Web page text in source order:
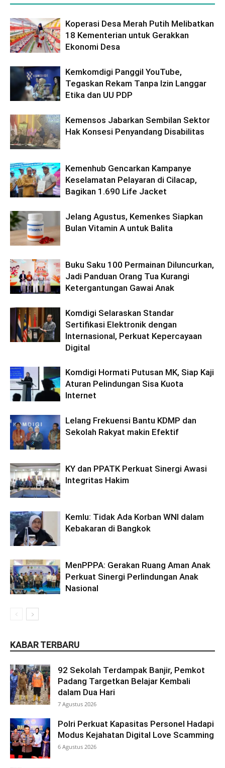
Koperasi Desa Merah Putih Melibatkan
18 Kementerian untuk Gerakkan
Ekonomi Desa
Kemkomdigi Panggil YouTube,
Tegaskan Rekam Tanpa Izin Langgar
Etika dan UU PDP
Kemensos Jabarkan Sembilan Sektor
Hak Konsesi Penyandang Disabilitas
Kemenhub Gencarkan Kampanye
Keselamatan Pelayaran di Cilacap,
Bagikan 1.690 Life Jacket
Jelang Agustus, Kemenkes Siapkan
Bulan Vitamin A untuk Balita
Buku Saku 100 Permainan Diluncurkan,
Jadi Panduan Orang Tua Kurangi
Ketergantungan Gawai Anak
Komdigi Selaraskan Standar
Sertifikasi Elektronik dengan
Internasional, Perkuat Kepercayaan
Digital
Komdigi Hormati Putusan MK, Siap Kaji
Aturan Pelindungan Sisa Kuota
Internet
Lelang Frekuensi Bantu KDMP dan
Sekolah Rakyat makin Efektif
KY dan PPATK Perkuat Sinergi Awasi
Integritas Hakim
Kemlu: Tidak Ada Korban WNI dalam
Kebakaran di Bangkok
MenPPPA: Gerakan Ruang Aman Anak
Perkuat Sinergi Perlindungan Anak
Nasional
KABAR TERBARU
92 Sekolah Terdampak Banjir, Pemkot
Padang Targetkan Belajar Kembali
dalam Dua Hari
7 Agustus 2026
Polri Perkuat Kapasitas Personel Hadapi
Modus Kejahatan Digital Love Scamming
6 Agustus 2026